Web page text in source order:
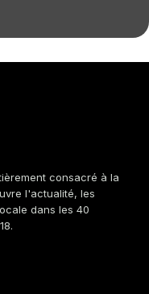
consacré à la
l'actualité, les
dans les 40